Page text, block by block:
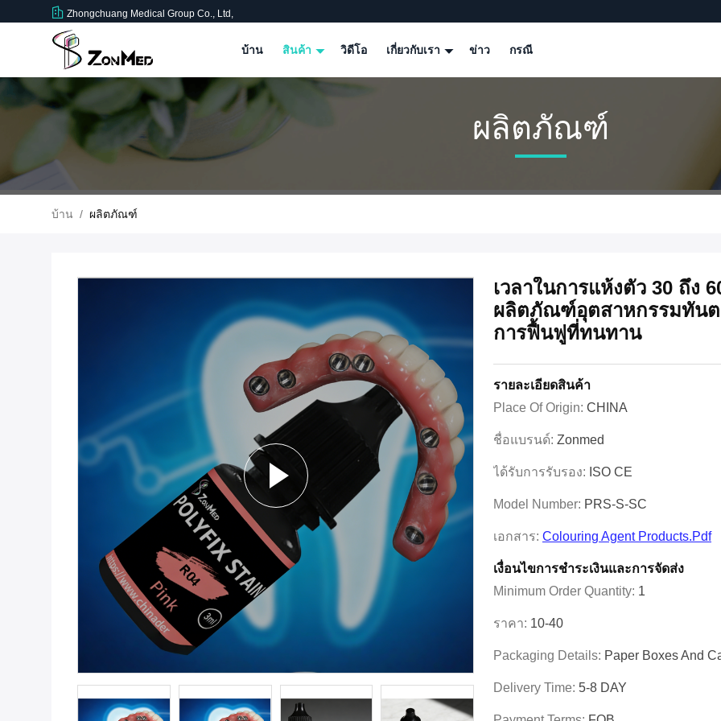
Zhongchuang Medical Group Co., Ltd,
บ้าน สินค้า วิดีโอ เกี่ยวกับเรา ข่าว กรณี
ผลิตภัณฑ์
บ้าน / ผลิตภัณฑ์
เวลาในการแห้งตัว 30 ถึง
ผลิตภัณฑ์อุตสาหกรรมทันต
การฟื้นฟูที่ทนทาน
รายละเอียดสินค้า
Place Of Origin: CHINA
ชื่อแบรนด์: Zonmed
ได้รับการรับรอง: ISO CE
Model Number: PRS-S-SC
เอกสาร: Colouring Agent Products.pdf
เงื่อนไขการชําระเงินและการจัดส่ง
Minimum Order Quantity: 1
ราคา: 10-40
Packaging Details: Paper Boxes And
Delivery Time: 5-8 DAY